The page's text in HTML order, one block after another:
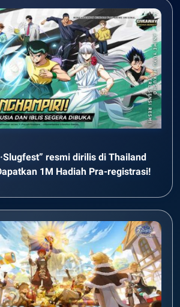
resmi dirilis di Thailand
1M Hadiah Pra-registrasi!